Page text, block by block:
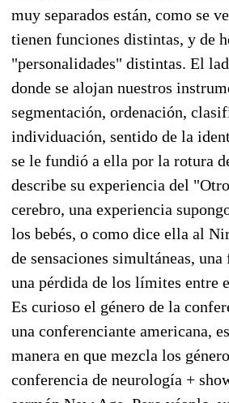
muy separados están, como se
tienen funciones distintas, y de
"personalidades" distintas. El
donde se alojan nuestros
segmentación, ordenación,
individuación, sentido de la
se le fundió a ella por la rotura
describe su experiencia del
cerebro, una experiencia
los bebés, o como dice ella al
de sensaciones simultáneas,
una pérdida de los límites entre
Es curioso el género de la
una conferenciante americana,
manera en que mezcla los
conferencia de neurología +